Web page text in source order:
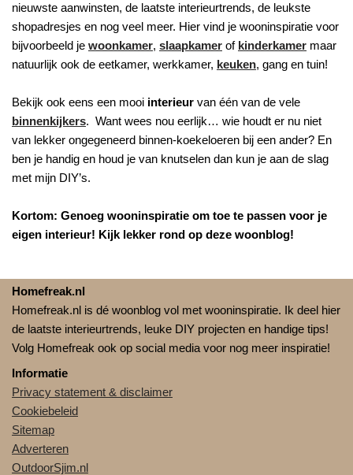
nieuwste aanwinsten, de laatste interieurtrends, de leukste
shopadresjes en nog veel meer. Hier vind je wooninspiratie voor
bijvoorbeeld je woonkamer, slaapkamer of kinderkamer maar
natuurlijk ook de eetkamer, werkkamer, keuken, gang en tuin!
Bekijk ook eens een mooi interieur van één van de vele
binnenkijkers. Want wees nou eerlijk… wie houdt er nu niet
van lekker ongegeneerd binnen-koekeloeren bij een ander? En
ben je handig en houd je van knutselen dan kun je aan de slag
met mijn DIY’s.
Kortom: Genoeg wooninspiratie om toe te passen voor je
eigen interieur! Kijk lekker rond op deze woonblog!
Homefreak.nl
Homefreak.nl is dé woonblog vol met wooninspiratie. Ik deel hier
de laatste interieurtrends, leuke DIY projecten en handige tips!
Volg Homefreak ook op social media voor nog meer inspiratie!
Informatie
Privacy statement & disclaimer
Cookiebeleid
Sitemap
Adverteren
OutdoorSjim.nl